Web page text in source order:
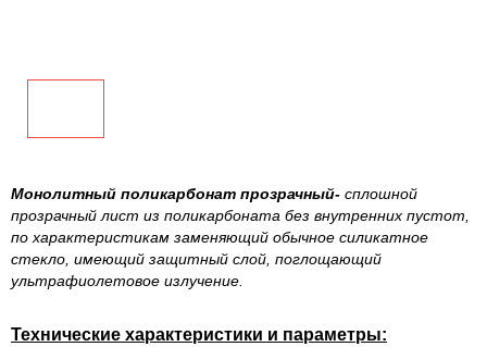
Монолитный поликарбонат прозрачный- сплошной
прозрачный лист из поликарбоната без внутренних пустот,
по характеристикам заменяющий обычное силикатное
стекло, имеющий защитный слой, поглощающий
ультрафиолетовое излучение.
Технические характеристики и параметры: